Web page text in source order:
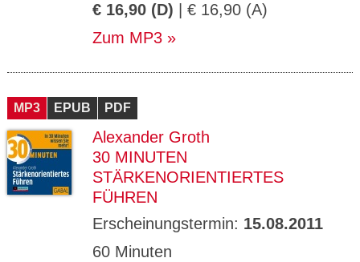
€ 16,90 (D) | € 16,90 (A)
Zum MP3
MP3 EPUB PDF
Alexander Groth
30 MINUTEN
STÄRKENORIENTIERTES
FÜHREN
Erscheinungstermin: 15.08.2011
60 Minuten